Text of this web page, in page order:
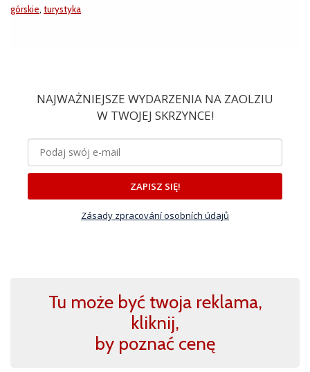
górskie, turystyka
NAJWAŻNIEJSZE WYDARZENIA NA ZAOLZIU
W TWOJEJ SKRZYNCE!
ZAPISZ SIĘ!
Zásady zpracování osobních údajů
Tu może być twoja reklama,
kliknij,
by poznać cenę